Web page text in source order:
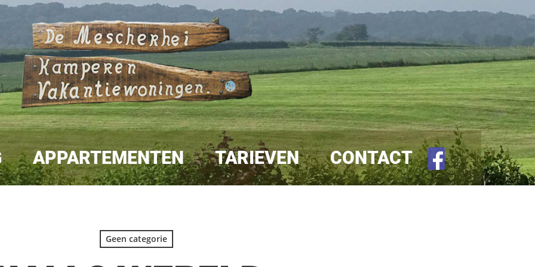
APPARTEMENTEN TARIEVEN CONTACT FACEBOOK
Geen categorie